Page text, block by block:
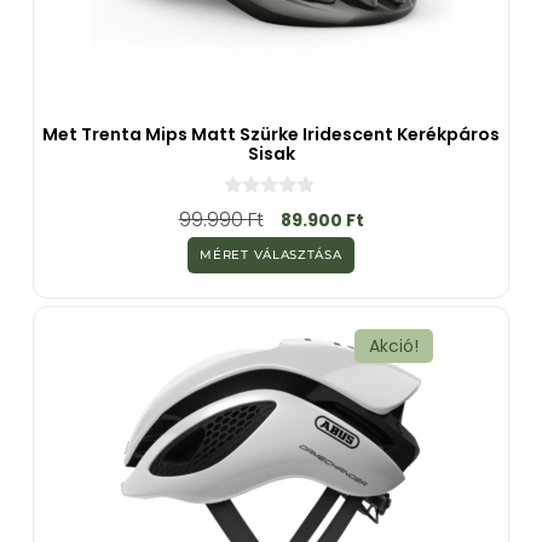
Met Trenta Mips Matt Szürke Iridescent Kerékpáros
Sisak
0
a
5
-
b
ő
99.990Ft 89.900 Ft
MÉRET VÁLASZTÁSA
Akció!